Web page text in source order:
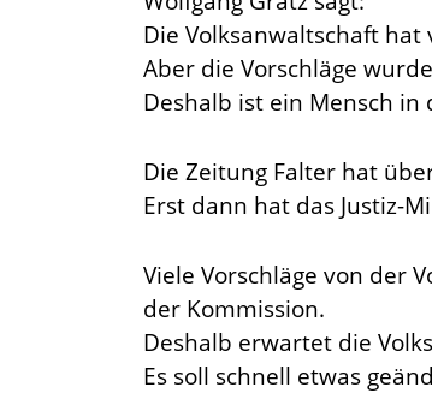
Die Volksanwaltschaft hat
Aber die Vorschläge
Deshalb ist ein Mensch
Die Zeitung Falter hat
Erst dann hat das Justiz-
Viele Vorschläge von der
der Kommission.
Deshalb erwartet die
Es soll schnell etwas